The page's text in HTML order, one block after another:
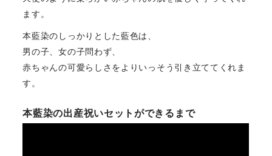
ます。
本藍染のしっかりとした藍色は、
男の子、女の子問わず、
赤ちゃんの可愛らしさをよりいっそう引き立ててくれま
す。
本藍染の出産祝いセットができるまで